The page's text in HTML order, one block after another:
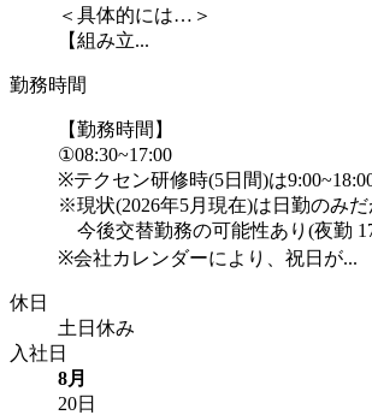
＜具体的には…＞
【組み立...
勤務時間
【勤務時間】
①08:30~17:00
※テクセン研修時(5日間)は
※現状(2026年5月現在)は日勤のみだ
今後交替勤務の可能性あり(夜勤
※会社カレンダーにより、祝日が...
休日
土日休み
入社日
8月
20日